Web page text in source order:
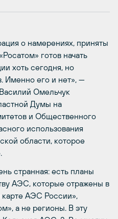
о намерениях, приняты
готов начать
хоть сегодня, но
Именно его и нет», —
Омельчук
Думы на
и Общественного
использования
области, которое
странная: есть планы
АЭС, которые отражены в
карте АЭС России»,
а не регионы. В эту